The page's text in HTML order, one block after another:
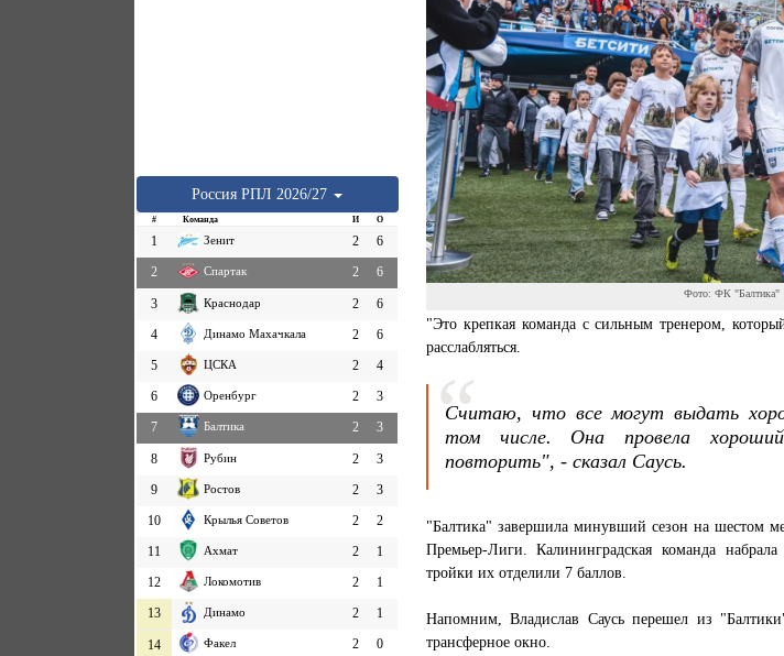
Россия РПЛ 2026/27
# Команда И О
1 Зенит 2
6
2
Спартак 2 6
3 Краснодар 2
6
4
Динамо Махачкала 2
6
5
ЦСКА 2
4
6
Оренбург 2
3
7
Балтика 2 3
8 Рубин 2
3
9
Ростов 2
3
10
Крылья Советов 2
2
11
Ахмат 2
1
12
Локомотив 2
1
13
Динамо 2 1
14 Факел 2 0
Фото: ФК "Балтика"
"Это крепкая команда с сильным тренером,
расслабляться.
Считаю, что все могут выдать
том числе. Она провела
повторить", - сказал Саусь.
"Балтика" завершила минувший сезон на шестом
Премьер-Лиги. Калининградская команда
тройки их отделили 7 баллов.
Напомним, Владислав Саусь перешел из
трансферное окно.